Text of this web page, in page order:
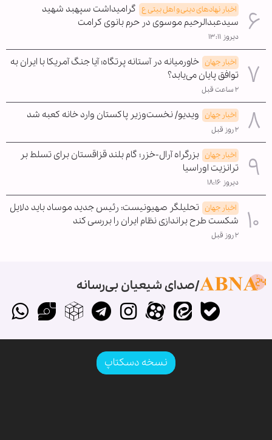
اخبار نهادهای دینی و اهل بیتی ع گرامیداشت سپهبد شهید
سیدعبدالرحیم موسوی در حرم بانوی کرامت
دیروز ۱۳:۱۱
اخبار جهان خاورمیانه در آستانه پرتگاه؛ آیا جنگ آمریکا با ایران به
توافق پایان می‌یابد؟
۲ ساعت قبل
اخبار جهان ویدیو/ نخست‌وزیر پاکستان وارد خانه کعبه شد
۲ روز قبل
اخبار جهان بزرگراه آرال-خزر؛ گام بلند قزاقستان برای تسلط بر
ترانزیت اوراسیا
دیروز ۱۸:۱۶
اخبار جهان تحلیلگر صهیونیست: رئیس جدید موساد باید دلایل
شکست طرح براندازی نظام ایران را بررسی کند
۲ روز قبل
صدای شیعیان بی‌رسانه
نسخه دسکتاپ